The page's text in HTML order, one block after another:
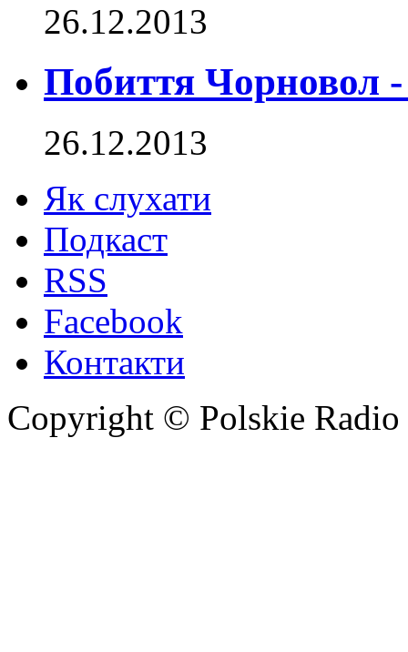
26.12.2013
Побиття Чорновол
26.12.2013
Як слухати
Подкаст
RSS
Facebook
Контакти
Copyright © Polskie